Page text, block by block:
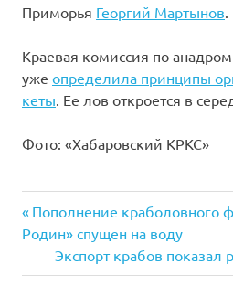
Приморья Георгий Мартынов
Краевая комиссия по
уже определила принципы
кеты . Ее лов откроется в
Фото: «Хабаровский КРКС»
Навигация
Previous
Post:
Пополнение краболовного
Родин» спущен на воду
Next
Post:
Экспорт крабов